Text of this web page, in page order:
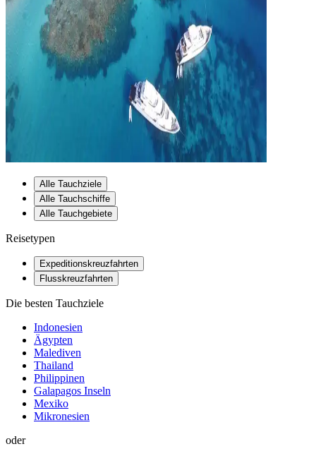
Alle Tauchziele
Alle Tauchschiffe
Alle Tauchgebiete
Reisetypen
Expeditionskreuzfahrten
Flusskreuzfahrten
Die besten Tauchziele
Indonesien
Ägypten
Malediven
Thailand
Philippinen
Galapagos Inseln
Mexiko
Mikronesien
oder